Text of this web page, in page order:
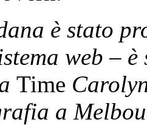
è stato
web –
Time
a